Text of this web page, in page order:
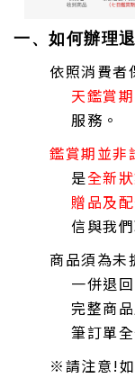
一、如何辦理退
依照消費者
天鑑賞期
服務。
鑑賞期並非
是全新
贈品及配
信與我
商品須為未
一併退
完整商
筆訂單
※請注意!